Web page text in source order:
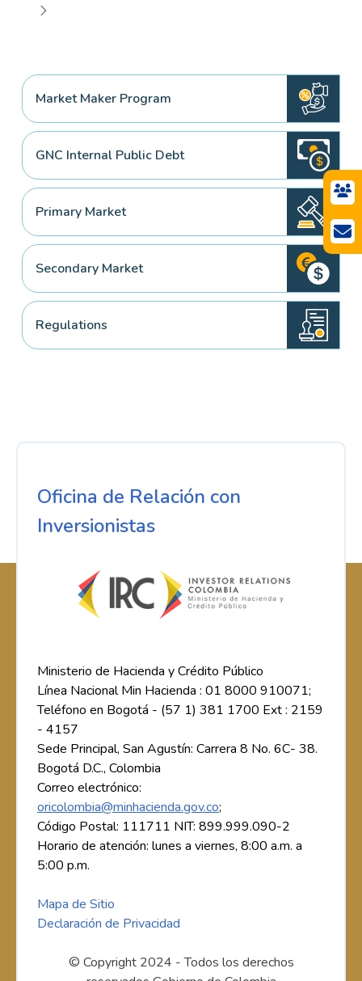
Market Maker Program
GNC Internal Public Debt
Primary Market
Secondary Market
Regulations
Oficina de Relación con
Inversionistas
Ministerio de Hacienda y Crédito Público
Línea Nacional Min Hacienda : 01 8000 910071;
Teléfono en Bogotá - (57 1) 381 1700 Ext : 2159
- 4157
Sede Principal, San Agustín: Carrera 8 No. 6C- 38.
Bogotá D.C., Colombia
Correo electrónico:
oricolombia@minhacienda.gov.co;
Código Postal: 111711 NIT: 899.999.090-2
Horario de atención: lunes a viernes, 8:00 a.m. a
5:00 p.m.
Mapa de Sitio
Declaración de Privacidad
© Copyright 2024 - Todos los derechos